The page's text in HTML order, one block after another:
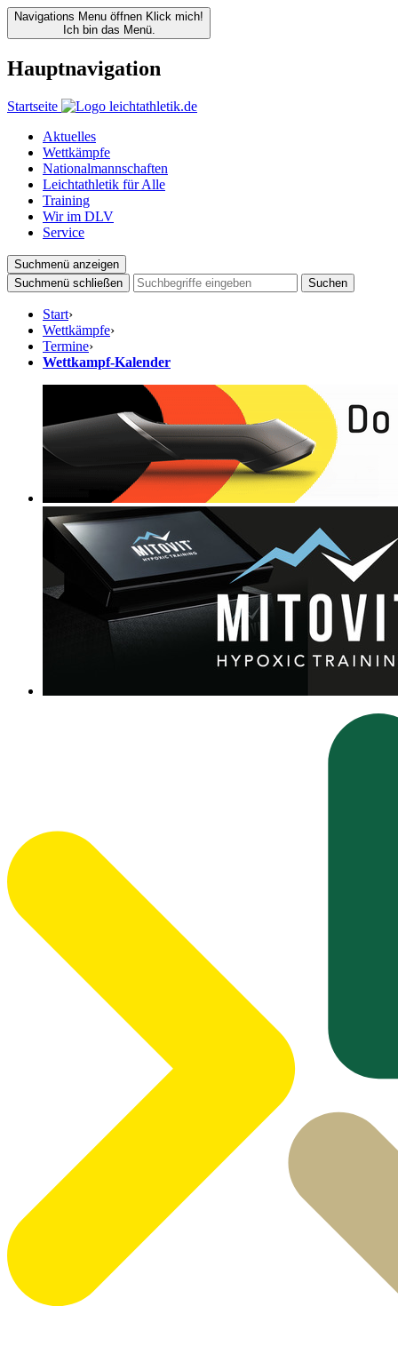
Navigations Menu öffnen Klick mich!
Ich bin das Menü.
Hauptnavigation
Startseite
Aktuelles
Wettkämpfe
Nationalmannschaften
Leichtathletik für Alle
Training
Wir im DLV
Service
Suchmenü anzeigen
Suchmenü schließen
Suchen
Start›
Wettkämpfe›
Termine›
Wettkampf-Kalender